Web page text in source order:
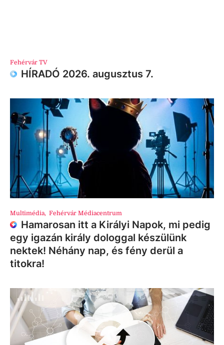
Fehérvár TV
HÍRADÓ 2026. augusztus 7.
Multimédia, Fehérvár Médiacentrum
Hamarosan itt a Királyi Napok, mi pedig
egy igazán király dologgal készülünk
nektek! Néhány nap, és fény derül a
titokra!